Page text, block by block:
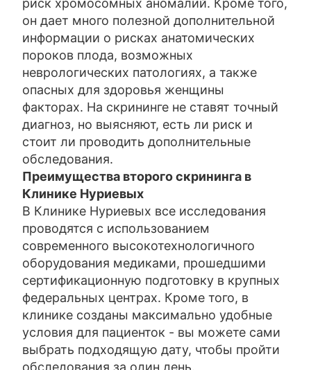
риск хромосомных аномалий. Кроме того,
он дает много полезной дополнительной
информации о рисках анатомических
пороков плода, возможных
неврологических патологиях, а также
опасных для здоровья женщины
факторах. На скрининге не ставят точный
диагноз, но выясняют, есть ли риск и
стоит ли проводить дополнительные
обследования.
Преимущества второго скрининга в
Клинике Нуриевых
В Клинике Нуриевых все исследования
проводятся с использованием
современного высокотехнологичного
оборудования медиками, прошедшими
сертификационную подготовку в крупных
федеральных центрах. Кроме того, в
клинике созданы максимально удобные
условия для пациенток - вы можете сами
выбрать подходящую дату, чтобы пройти
обследования за один день.